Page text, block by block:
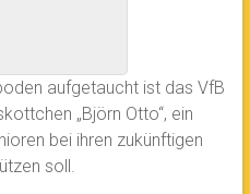
aufgetaucht ist das VfB
„Björn Otto“, ein
bei ihren zukünftigen
soll.